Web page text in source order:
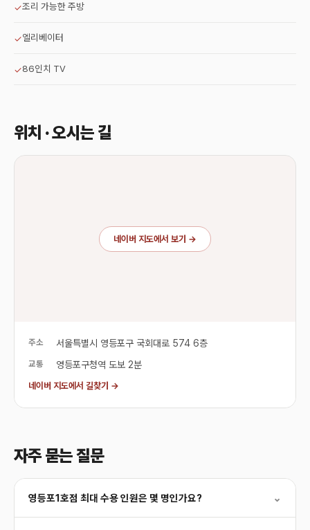
✓조리 가능한 주방
✓엘리베이터
✓86인치 TV
위치 · 오시는 길
네이버 지도에서 보기 →
주소 서울특별시 영등포구 국회대로 574 6층
교통 영등포구청역 도보 2분
네이버 지도에서 길찾기 →
자주 묻는 질문
영등포1호점 최대 수용 인원은 몇 명인가요? ⌄